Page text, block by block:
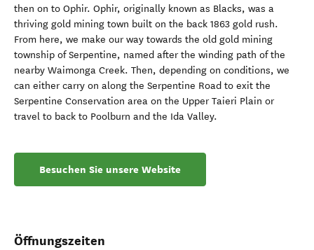
then on to Ophir. Ophir, originally known as Blacks, was a
thriving gold mining town built on the back 1863 gold rush.
From here, we make our way towards the old gold mining
township of Serpentine, named after the winding path of the
nearby Waimonga Creek. Then, depending on conditions, we
can either carry on along the Serpentine Road to exit the
Serpentine Conservation area on the Upper Taieri Plain or
travel to back to Poolburn and the Ida Valley.
Besuchen Sie unsere Website
Öffnungszeiten